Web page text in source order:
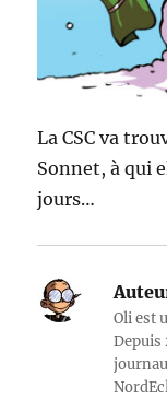
La CSC va
Sonnet, à qui
jours…
Oli est
Depuis